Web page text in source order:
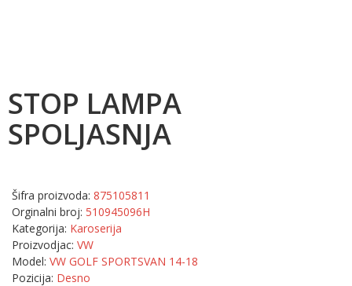
STOP LAMPA
SPOLJASNJA
Šifra proizvoda: 875105811
Orginalni broj: 510945096H
Kategorija: Karoserija
Proizvodjac: VW
Model: VW GOLF SPORTSVAN 14-18
Pozicija: Desno